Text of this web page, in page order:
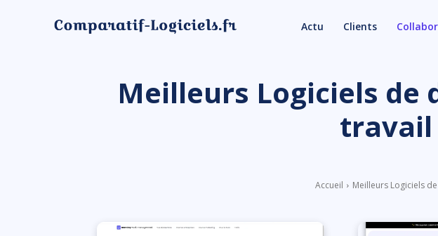
Actu Clients
Meilleurs Logiciels de
travail
Accueil Meilleurs Logiciels